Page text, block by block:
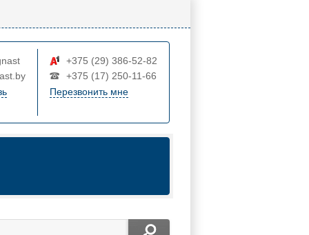
+375 (29) 386-52-82
+375 (17) 250-11-66
Перезвонить мне